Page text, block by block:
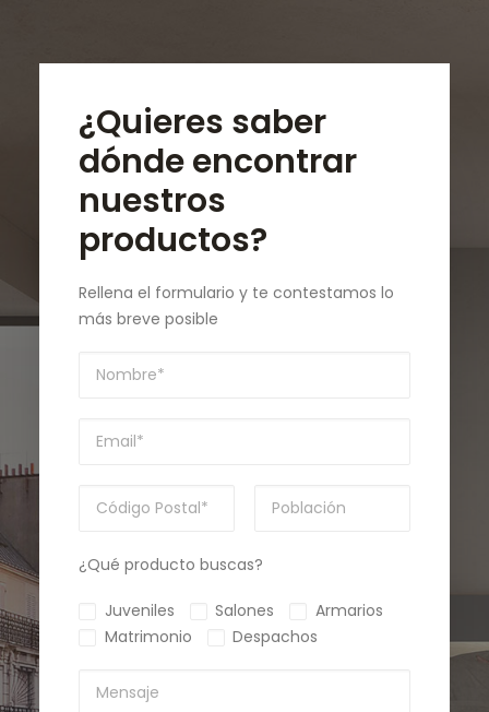
¿Quieres saber
dónde encontrar
nuestros
productos?
Rellena el formulario y te contestamos lo
más breve posible
¿Qué producto buscas?
Juveniles Salones
Armarios
Matrimonio
Despachos